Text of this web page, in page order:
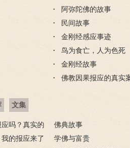
阿弥陀佛的故事
民间故事
金刚经感应事迹
鸟为食亡，人为色死
金刚经故事
佛教因果报应的真实
文集
吗？真实的
佛典故事
的报应来了
学佛与富贵